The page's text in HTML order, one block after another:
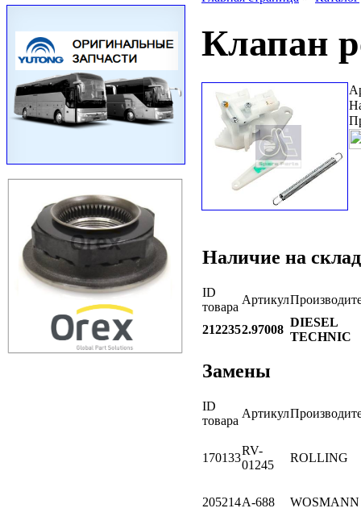
Клапан
Наличие на
ID
товара
Артикул
2122352.97008
DIESEL
TECHNIC
Замены
ID
товара
Артикул
170133
RV-
01245
ROLLING
205214A-688 WOSMANN